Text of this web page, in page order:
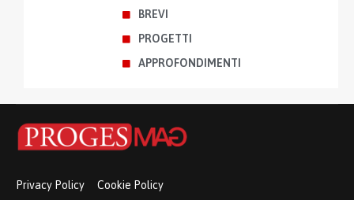
BREVI
PROGETTI
APPROFONDIMENTI
Privacy Policy Cookie Policy